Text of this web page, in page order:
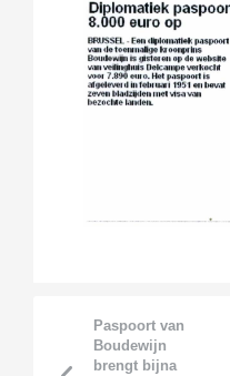
Paspoort van
Boudewijn
brengt bijna